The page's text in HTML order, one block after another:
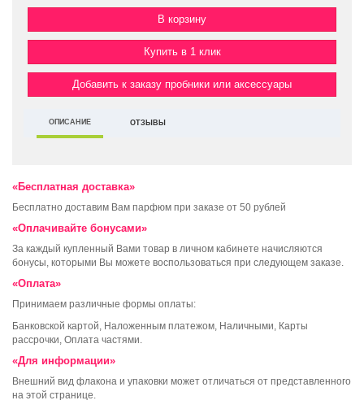
Купить в 1 клик
Добавить к заказу пробники или аксессуары
ОПИСАНИЕ ОТЗЫВЫ
«Бесплатная доставка»
Бесплатно доставим Вам парфюм при заказе от 50 рублей
«Оплачивайте бонусами»
За каждый купленный Вами товар в личном кабинете начисляются
бонусы, которыми Вы можете воспользоваться при следующем заказе.
«Оплата»
Принимаем различные формы оплаты:
Банковской картой, Наложенным платежом, Наличными, Карты
рассрочки, Оплата частями.
«Для информации»
Внешний вид флакона и упаковки может отличаться от представленного
на этой странице.